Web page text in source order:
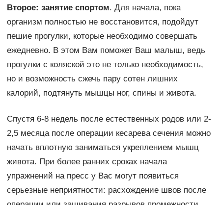
Второе: занятие спортом. Для начала, пока
организм полностью не восстановится, подойдут
пешие прогулки, которые необходимо совершать
ежедневно. В этом Вам поможет Ваш малыш, ведь
прогулки с коляской это не только необходимость,
но и возможность сжечь пару сотен лишних
калорий, подтянуть мышцы ног, спины и живота.
Спустя 6-8 недель после естественных родов или 2-
2,5 месяца после операции кесарева сечения можно
начать вплотную заниматься укреплением мышц
живота. При более ранних сроках начала
упражнений на пресс у Вас могут появиться
серьезные неприятности: расхождение швов после